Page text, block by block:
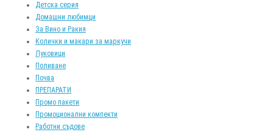
Детска серия
Домашни любимци
За Вино и Ракия
Колички и макари за маркучи
Луковици
Поливане
Почва
ПРЕПАРАТИ
Промо пакети
Промоционални компекти
Работни съдове